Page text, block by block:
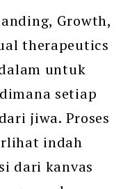
Growth,
therapeutics
untuk
setiap
jiwa. Proses
indah
dari kanvas